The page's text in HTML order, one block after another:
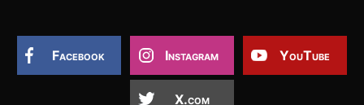
Facebook Instagram YouTube
X.com